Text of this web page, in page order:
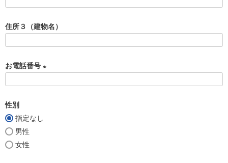
)
(
須
)
住所３（建物名）
お電話番号
(
)
性別
指定なし
男性
女性